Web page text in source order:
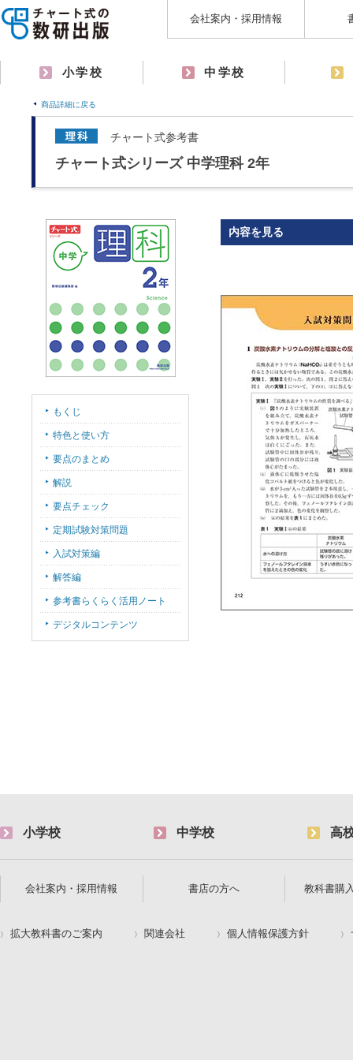
会社案内・採用情報
小学校 中学校
商品詳細に戻る
チャート式参考書
チャート式シリーズ 中学理科 2年
内容を見る
もくじ
特色と使い方
要点のまとめ
解説
要点チェック
定期試験対策問題
入試対策編
解答編
参考書らくらく活用ノート
デジタルコンテンツ
小学校 中学校 高
会社案内・採用情報 書店の方へ 教科書購
拡大教科書のご案内 関連会社 個人情報保護方針